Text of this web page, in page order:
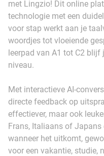
met Lingzio! Dit online
technologie met een
voor stap werkt aan je
woordjes tot vloeiende
leerpad van A1 tot C2
niveau.
Met interactieve AI-
directe feedback op
effectiever, maar ook
Frans, Italiaans of Japans
wanneer het uitkomt,
voor een vakantie, studie,